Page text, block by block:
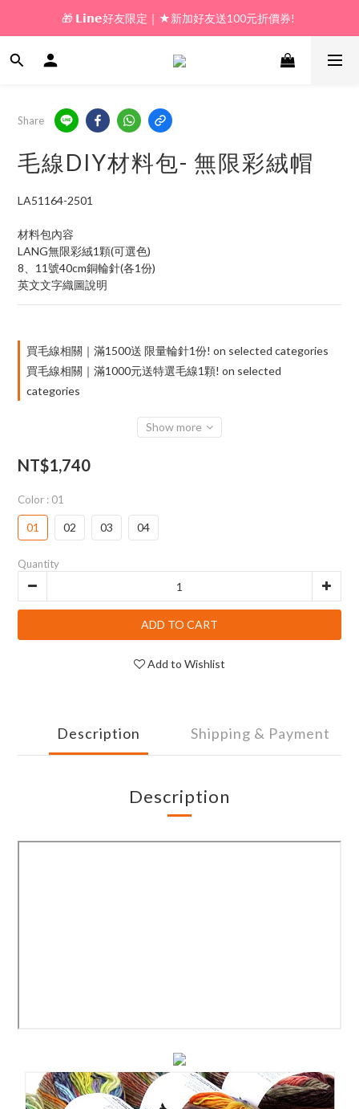
🎁 新好友購物金｜★加入新會員領券送100元!
🎁 𝗟𝗶𝗻𝗲好友限定｜★新加好友送100元折價券!
🎁 新好友購物金｜★加入新會員領券送100元!
Share
毛線DIY材料包- 無限彩絨帽
LA51164-2501
材料包內容
LANG無限彩絨1顆(可選色)
8、11號40cm銅輪針(各1份)
英文文字織圖說明
買毛線相關｜滿1500送 限量輪針1份! on selected categories
買毛線相關｜滿1000元送特選毛線1顆! on selected
categories
Show more
NT$1,740
Color : 01
01 02 03 04
Quantity
ADD TO CART
Add to Wishlist
Description Shipping & Payment
Description